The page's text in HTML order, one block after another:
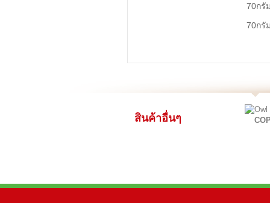
70กรั
70กรั
สินค้าอื่นๆ